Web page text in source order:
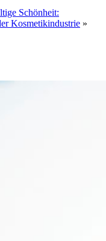
Schönheit:
Kosmetikindustrie »